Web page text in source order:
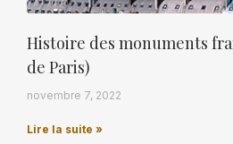
Histoire des monuments
de Paris)
novembre 7, 2022
Lire la suite »